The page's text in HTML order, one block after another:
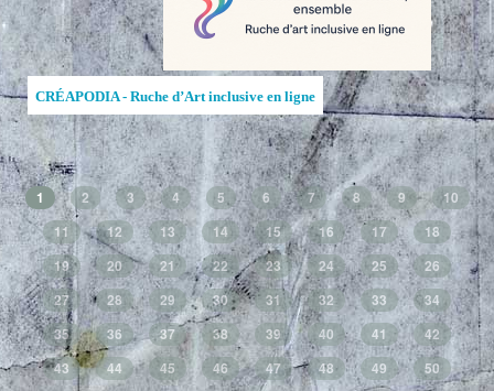
CRÉAPODIA - Ruche d’Art inclusive en ligne
1 2 3 4 5 6 7 8 9
10
11
12 13 14 15 16 17
18
19
20 21 22 23 24 25
26
27
28 29 30 31 32 33
34
35
36 37 38 39 40 41
42
43
44 45 46 47 48 49
50